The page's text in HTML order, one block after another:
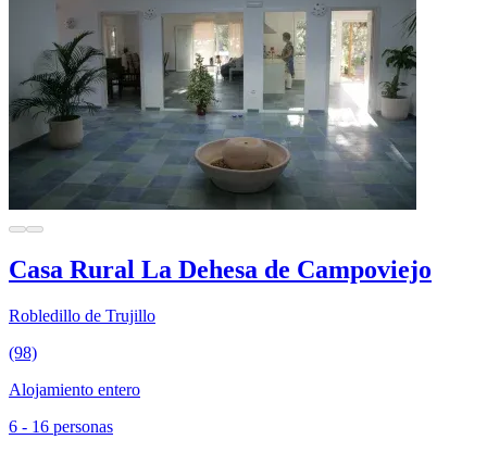
Casa Rural La Dehesa de Campoviejo
Robledillo de Trujillo
(98)
Alojamiento entero
6 - 16 personas